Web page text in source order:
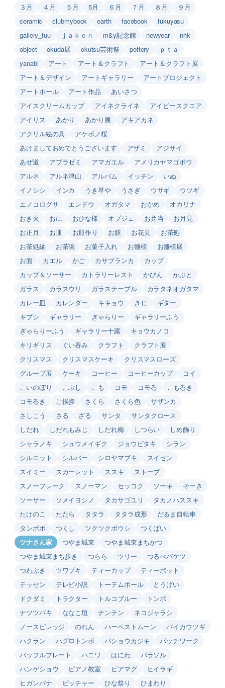
３月 ４月 ５月 5月 ６月 ７月 ８月
９月
ceramic
clubmybook earth facebook
fukuyasu
gallery_fuu
ｊａｋｅｎ m&y記念館 newyear
nhk
object
okuda展 okutsu芸術祭 pottery
ｐｔａ
yanabi
アート アート＆クラフト
アート＆クラフト展
アート＆デザイン
アートギャラリー
アートプロジェクト
アートホール
アート作品
あいさつ
アイスクリームカップ
アイネクライネ
アイビースクエア
アイリス
あかり あかり展
アキアカネ
アクリル絵の具
アケボノ桜
あけましておめでとうございます
アザミ
アジサイ
あぜ道
アブラゼミ アマガエル
アメリカヤマゴボウ
アルネ
アルネ津山 アルバム イッチン
いぬ
イノシシ
インカ うき草や うさぎ ウサギ
ウツギ
エノコログサ
エンドウ オガタマ おかめ
オカリナ
おき火
おに おひな様 オブジェ お弁当
お月見
お正月
お皿 お皿作り お膳 お花見
お茶処
お茶処紬
お茶碗 お菓子入れ お雛様
お雛様展
お面
カエル かご カサブランカ
カップ
カップ＆ソーサー
カトラリーレスト かびん
かぶと
ガラス
カラスウリ ガラステーブル
カラタネオガタマ
カレー皿
カレンダー キキョウ きじ
ギター
キブシ
ギャラリー ぎゃらりー
ギャラリーふう
ぎゃらりーふう
ギャラリー十露
キョウカノコ
キリギリス
ぐい吞み クラフト
クラフト展
クリスマス
クリスマスケーキ
クリスマスローズ
グループ展
ケーキ コーヒー コーヒーカップ
コイ
こいのぼり
こぶし こも コモ コモ巻
こも巻き
コモ巻き
ご挨拶 さくら さくら色
サザンカ
さしこう
さる ざる サンタ
サンタクロース
しだれ
しだれもみじ しだれ梅 しつらい
しめ飾り
シャラノキ
シュウメイギク ジョウビタキ
シラン
シルエット
シルバー シロヤマブキ
スイセン
スイミー
スカーレット ススキ
ストーブ
スノーフレーク
スノーマン セッコク ソーキ
そーき
ソーサー
ソメイヨシノ タカサゴユリ
タカノハススキ
たけのこ
たたら タタラ タタラ成形
だるま自転車
タンポポ
つくし ツクツクボウシ
つくばい
ツナさん家
つやま城東
つやま城東まちかつ
つやま城東まち歩き
つらら ツリー
つるべバケツ
つわぶき
ツワブキ ティーカップ
ティーポット
テッセン
テレビ小説 トーテムポール
とうげい
ドクダミ
トラクター トルコブルー
トンボ
ナツツバキ
ななこ垣 ナンテン
ネコジャラシ
ノースビレッジ
のれん ハーベストムーン
バイカウツギ
ハクラン
ハグロトンボ バショウカジキ
パッチワーク
バッフルプレート
ハニワ はにわ
パラソル
ハンゲショウ
ピアノ教室 ビアマグ
ヒイラギ
ヒガンバナ
ピッチャー ひな祭り
ひまわり